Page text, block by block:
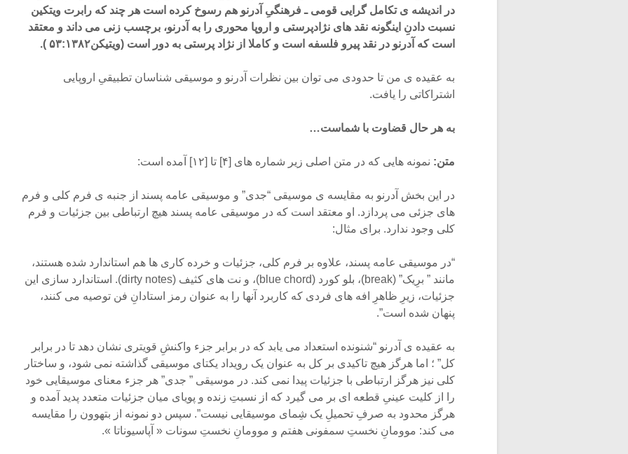
در اندیشه ی تکامل گرایی قومی ـ فرهنگیِ آدرنو هم رسوخ کرده است هر چند که رابرت ویتکین
نسبت دادنِ اینگونه نقد های نژادپرستی و اروپا محوری را به آدرنو، برچسب زنی می داند و معتقد
است که آدرنو در نقد پیرو فلسفه است و کاملا از نژاد پرستی به دور است (ویتیکن۵۳:۱۳۸۲ ).
به عقیده ی من تا حدودی می توان بین نظرات آدرنو و موسیقی شناسان تطبیقیِ اروپایی
اشتراکاتی را یافت.
به هر حال قضاوت با شماست…
متن: نمونه هایی که در متن اصلی زیر شماره های [۴] تا [۱۲] آمده است:
در این بخش آدرنو به مقایسه ی موسیقی “جدی” و موسیقی عامه پسند از جنبه ی فرم کلی و فرم
های جزئی می پردازد. او معتقد است که در موسیقی عامه پسند هیچ ارتباطی بین جزئیات و فرم
کلی وجود ندارد. برای مثال:
“در موسیقی عامه پسند، علاوه بر فرم کلی، جزئیات و خرده کاری ها هم استاندارد شده هستند،
مانند ” برِیک” (break)، بلو کورد (blue chord)، و نت های کثیف (dirty notes). استاندارد سازی این
جزئیات، زیرِ ظاهرِ افه های فردی که کاربرد آنها را به عنوان رمز استادانِ فن توصیه می کنند،
پنهان شده است”.
به عقیده ی آدرنو “شنونده استعداد می یابد که در برابر جزء واکنشِ قویتری نشان دهد تا در برابر
کل” ؛ اما هرگز هیچ تاکیدی بر کل به عنوان یک رویداد یکتای موسیقی گذاشته نمی شود، و ساختار
کلی نیز هرگز ارتباطی با جزئیات پیدا نمی کند. در موسیقی ” جدی” هر جزء معنای موسیقایی خود
را از کلیت عینیِ قطعه ای بر می گیرد که از نسبتِ زنده و پویای میان جزئیات متعدد پدید آمده و
هرگز محدود به صرفِ تحمیلِ یک شِمای موسیقایی نیست”. سپس دو نمونه از بتهوون را مقایسه
می کند: موومانِ نخستِ سمفونی هفتم و موومانِ نخستِ سونات « آپاسیوناتا ».